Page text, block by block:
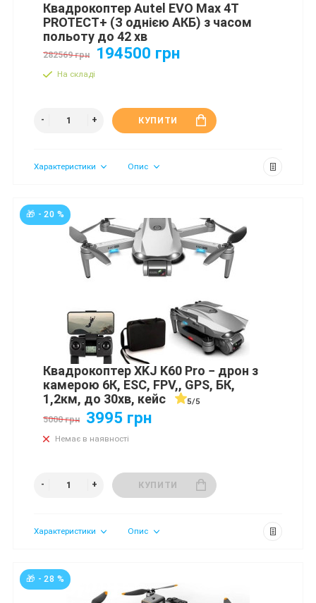
Квадрокоптер Autel EVO Max 4T
PROTECT+ (З однією АКБ) з часом
польоту до 42 хв
282569 грн 194500 грн
На складі
КУПИТИ
Характеристики Опис
🎁 - 20 %
Квадрокоптер XKJ K60 Pro − дрон з
камерою 6К, ESC, FPV,, GPS, БК,
1,2км, до 30хв, кейс
5/5
5000 грн 3995 грн
Немає в наявності
КУПИТИ
Характеристики Опис
🎁 - 28 %